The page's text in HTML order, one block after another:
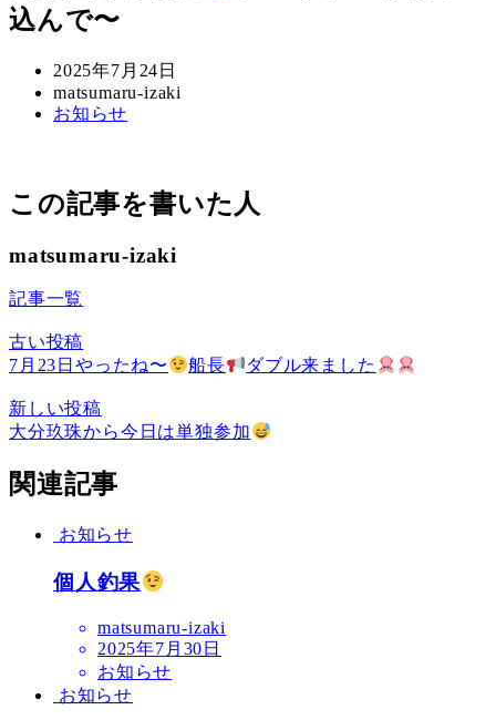
込んで〜
投
稿
日
2025年7月24日
著
者
matsumaru-izaki
カ
ー
お知らせ
この記事を書いた人
matsumaru-izaki
記事一覧
古い投稿
7月23日やったね〜
船長 ダブル来ました
新しい投稿
大分玖珠から今日は単独参加
関連記事
お知らせ
個人釣果
matsumaru-izaki
2025年7月30日
お知らせ
お知らせ